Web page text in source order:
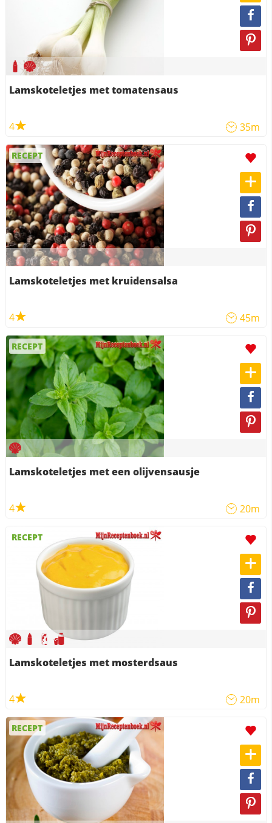
Lamskoteletjes met tomatensaus
4 35m
RECEPT
Lamskoteletjes met kruidensalsa
4 45m
RECEPT
Lamskoteletjes met een olijvensausje
4 20m
RECEPT
Lamskoteletjes met mosterdsaus
4 20m
RECEPT